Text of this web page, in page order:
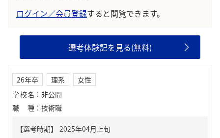
ログイン／会員登録すると閲覧できます。
選考体験記を見る(無料)
26年卒 理系
女性
学校名 ： 非公開
職種 ： 技術職